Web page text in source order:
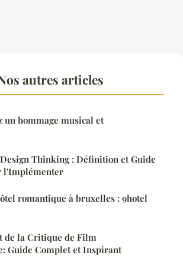
autres articles
un hommage musical et
Thinking : Définition et Guide
l'Implémenter
romantique à bruxelles : 9hotel
de la Critique de Film
Guide Complet et Inspirant